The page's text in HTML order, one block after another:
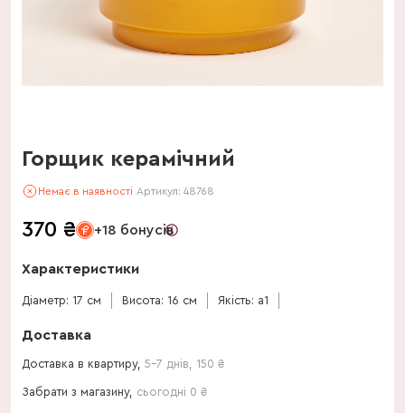
Горщик керамічний
Немає в наявності Артикул: 48768
370 ₴ +18 бонусів
Характеристики
Діаметр: 17 см Висота: 16 см Якість: a1
Доставка
Доставка в квартиру, 5-7 днів 150 ₴
Забрати з магазину, сьогодні 0 ₴